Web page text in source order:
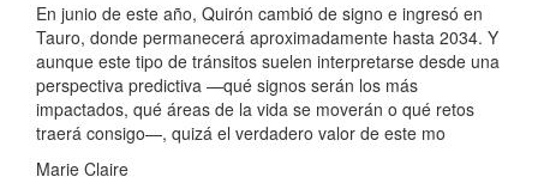
En junio de este año, Quirón cambió de signo e ingresó en
Tauro, donde permanecerá aproximadamente hasta 2034. Y
aunque este tipo de tránsitos suelen interpretarse desde una
perspectiva predictiva —qué signos serán los más
impactados, qué áreas de la vida se moverán o qué retos
traerá consigo—, quizá el verdadero valor de este mo
Marie Claire